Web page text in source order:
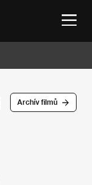
Archív filmů